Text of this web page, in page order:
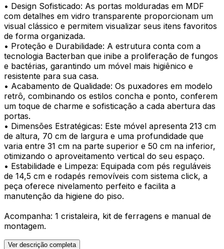
• Design Sofisticado: As portas molduradas em MDF
com detalhes em vidro transparente proporcionam um
visual clássico e permitem visualizar seus itens favoritos
de forma organizada.
• Proteção e Durabilidade: A estrutura conta com a
tecnologia Bacterban que inibe a proliferação de fungos
e bactérias, garantindo um móvel mais higiênico e
resistente para sua casa.
• Acabamento de Qualidade: Os puxadores em modelo
retrô, combinando os estilos concha e ponto, conferem
um toque de charme e sofisticação a cada abertura das
portas.
• Dimensões Estratégicas: Este móvel apresenta 213 cm
de altura, 70 cm de largura e uma profundidade que
varia entre 31 cm na parte superior e 50 cm na inferior,
otimizando o aproveitamento vertical do seu espaço.
• Estabilidade e Limpeza: Equipada com pés reguláveis
de 14,5 cm e rodapés removíveis com sistema click, a
peça oferece nivelamento perfeito e facilita a
manutenção da higiene do piso.
Acompanha: 1 cristaleira, kit de ferragens e manual de
montagem.
Ver descrição completa